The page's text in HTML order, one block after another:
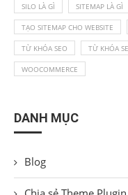
SILO LÀ GÌ SITEMAP LÀ GÌ
TẠO SITEMAP CHO WEBSITE
TỪ KHÓA SEO TỪ KHÓA
WOOCOMMERCE
DANH MỤC
Blog